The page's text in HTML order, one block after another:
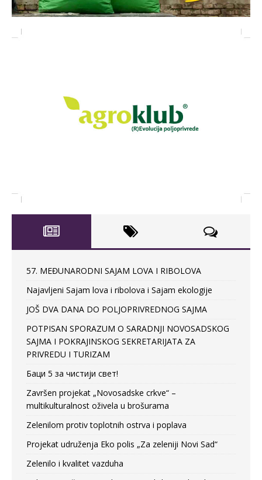
57. MEĐUNARODNI SAJAM LOVA I RIBOLOVA
Najavljeni Sajam lova i ribolova i Sajam ekologije
JOŠ DVA DANA DO POLJOPRIVREDNOG SAJMA
POTPISAN SPORAZUM O SARADNJI NOVOSADSKOG
SAJMA I POKRAJINSKOG SEKRETARIJATA ZA
PRIVREDU I TURIZAM
Баци 5 за чистији свет!
Završen projekat „Novosadske crkve“ –
multikulturalnost oživela u brošurama
Zelenilom protiv toplotnih ostrva i poplava
Projekat udruženja Eko polis „Za zeleniji Novi Sad“
Zelenilo i kvalitet vazduha